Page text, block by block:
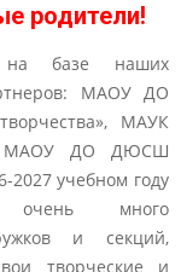
родители!
базе наших
МАОУ ДО
МАУК
МАОУ ДО ДЮСШ
2027 учебном году
очень много
и секций,
творческие и